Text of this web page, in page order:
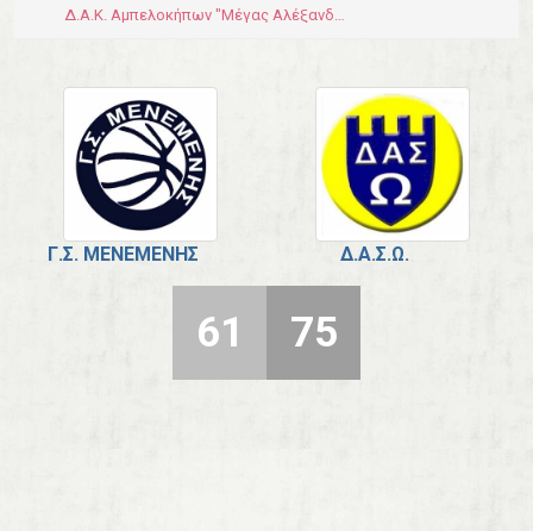
Δ.Α.Κ. Αμπελοκήπων "Μέγας Αλέξανδρος"
Γ.Σ. ΜΕΝΕΜΈΝΗΣ Δ.Α.Σ.Ω.
61 75